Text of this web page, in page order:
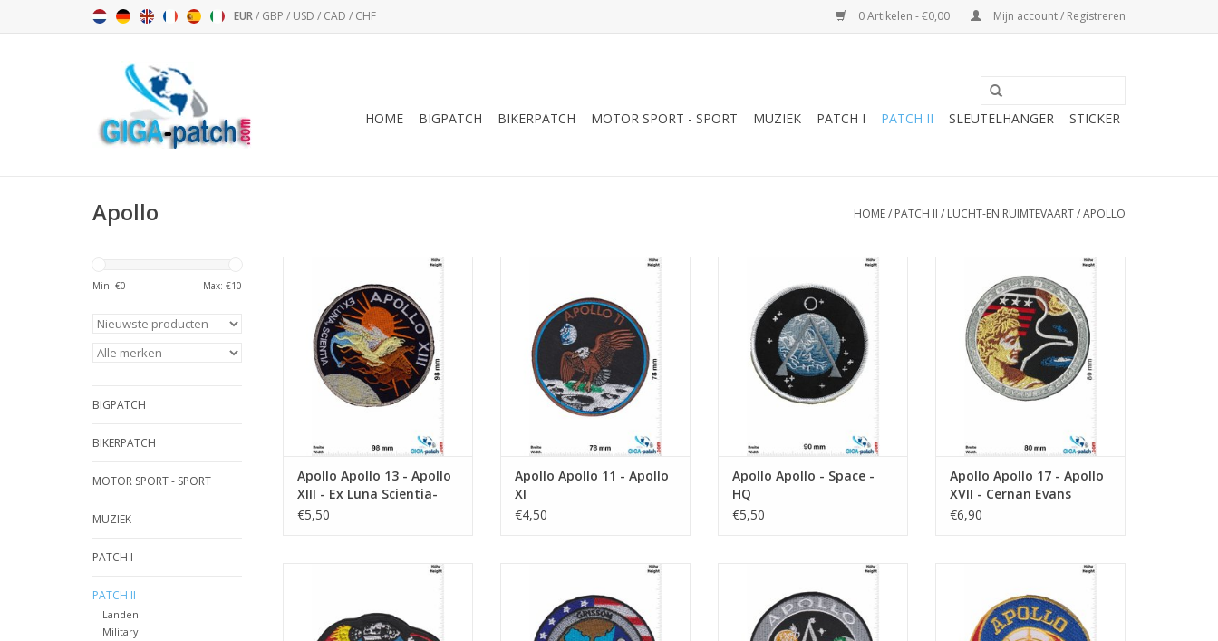
EUR/ GBP / USD / CAD / CHF 0 Artikelen - €0,00 Mijn account / Registreren
HOME BIGPATCH BIKERPATCH MOTOR SPORT - SPORT MUZIEK PATCH I PATCH II SLEUTELHANGER STICKER
Apollo HOME/ PATCH II / LUCHT-EN RUIMTEVAART/APOLLO
Min: €0 Max: €10
BIGPATCH
BIKERPATCH
MOTOR SPORT - SPORT
MUZIEK
PATCH I
PATCH II
Landen
Military
Apollo 13 - Apollo XIII - Ex Luna
Scientia- BIG - HQ
TOEVOEGEN AAN WINKELWAGEN
Apollo Apollo 13 - Apollo
XIII - Ex Luna Scientia-
BIG - HQ
€5,50
Apollo 11 - Apollo XI
TOEVOEGEN AAN WINKELWAGEN
Apollo Apollo 11 - Apollo
XI
€4,50
TOEVOEGEN AAN WINKELWAGEN
Apollo Apollo - Space -
HQ
€5,50
Apollo 17 - Apollo XVII - Cernan
Evans Schmitt
TOEVOEGEN AAN WINKELWAGEN
Apollo Apollo 17 - Apollo
XVII - Cernan Evans
Schmitt
€6,90
Apollo VII - Schirra Eisele
TOEVOEGEN AAN WINKELWAGEN
Apollo 1 - White Grissom Chaffee
TOEVOEGEN AAN WINKELWAGEN
TOEVOEGEN AAN WINKELWAGEN
TOEVOEGEN AAN WINKELWAGEN